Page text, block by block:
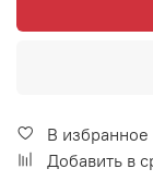
В избранное
Добавить в